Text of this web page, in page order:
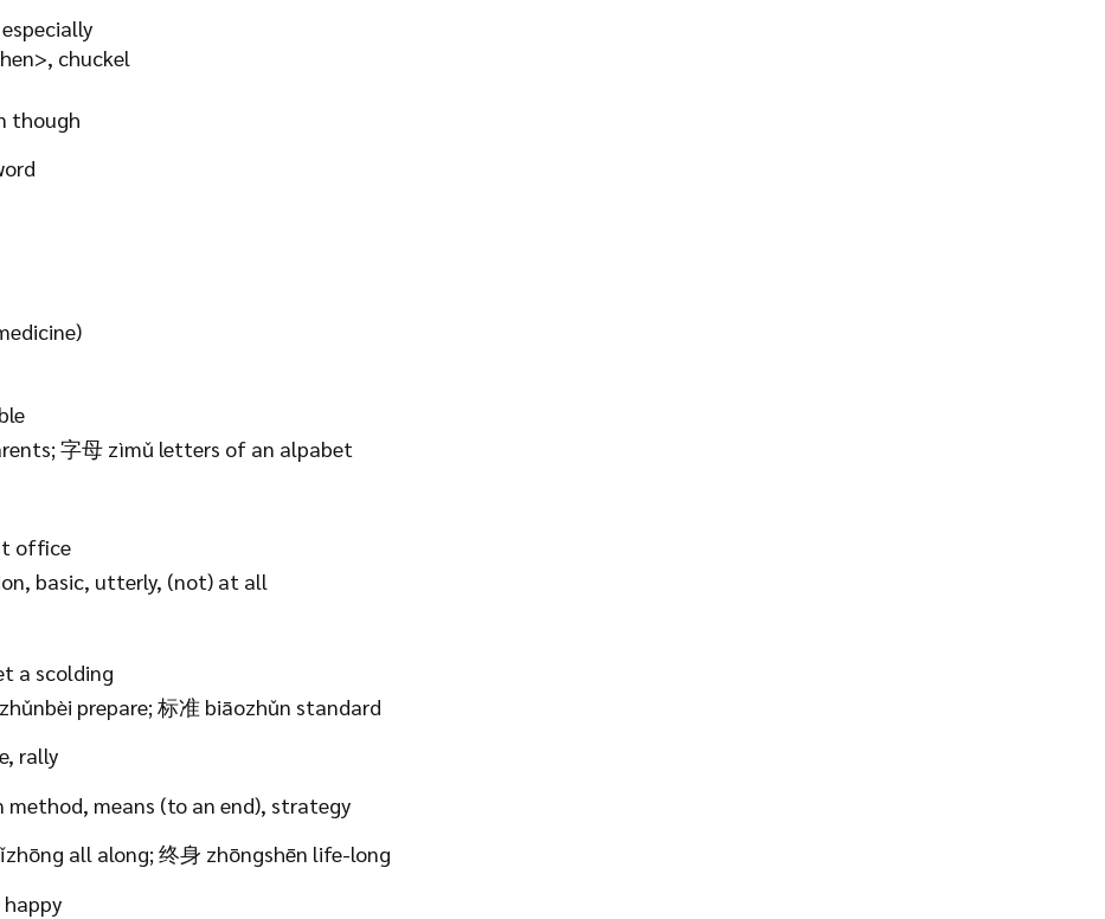
chuckel
though
字母 zìmǔ letters of an alpabet
office
basic, utterly, (not) at all
a scolding
prepare; 标准 biāozhǔn standard
rally
means (to an end), strategy
all along; 终身 zhōngshēn life-long
happy